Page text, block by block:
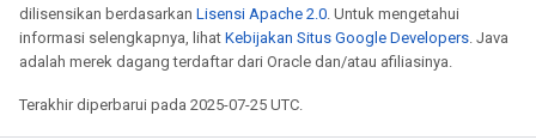
dilisensikan berdasarkan Lisensi Apache 2.0. Untuk mengetahui
informasi selengkapnya, lihat Kebijakan Situs Google Developers. Java
adalah merek dagang terdaftar dari Oracle dan/atau afiliasinya.
Terakhir diperbarui pada 2025-07-25 UTC.